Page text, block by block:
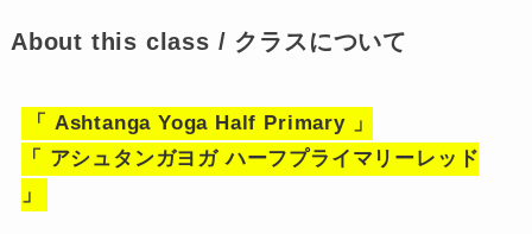
About this class / クラスについて
「 Ashtanga Yoga Half Primary 」
「 アシュタンガヨガ ハーフプライマリーレッド
」